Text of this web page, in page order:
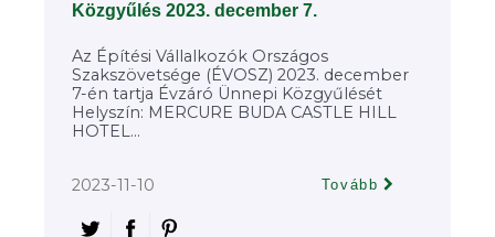
Közgyűlés 2023. december 7.
Az Építési Vállalkozók Országos
Szakszövetsége (ÉVOSZ) 2023. december
7-én tartja Évzáró Ünnepi Közgyűlését
Helyszín: MERCURE BUDA CASTLE HILL
HOTEL...
2023-11-10 Tovább